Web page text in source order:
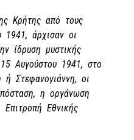
Κρήτης από τους
1941, άρχισαν οι
ίδρυση μυστικής
Αυγούστου 1941, στο
ή Στεφανογιάννη, οι
η οργάνωση
Επιτροπή Εθνικής